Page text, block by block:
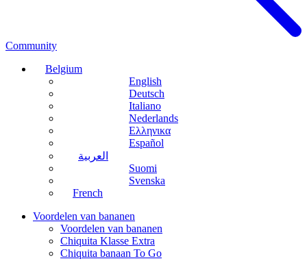
Community
Belgium
English
Deutsch
Italiano
Nederlands
Ελληνικα
Español
العربية
Suomi
Svenska
French
Voordelen van bananen
Voordelen van bananen
Chiquita Klasse Extra
Chiquita banaan To Go